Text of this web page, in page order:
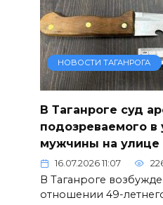
НОВОСТИ ТАГАНРОГА
В Таганроге суд
подозреваемого в
мужчины на улице
16.07.2026 11:07
В Таганроге
отношении 49-